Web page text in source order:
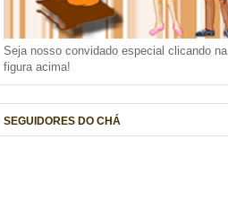
Seja nosso convidado especial clicando na
figura acima!
SEGUIDORES DO CHÁ